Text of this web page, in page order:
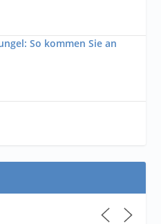
So kommen Sie an